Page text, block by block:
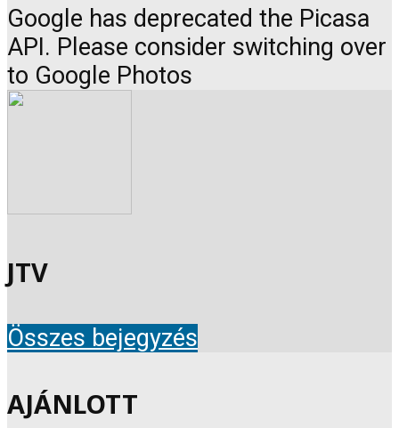
Google has deprecated the Picasa
API. Please consider switching over
to Google Photos
JTV
Összes bejegyzés
AJÁNLOTT